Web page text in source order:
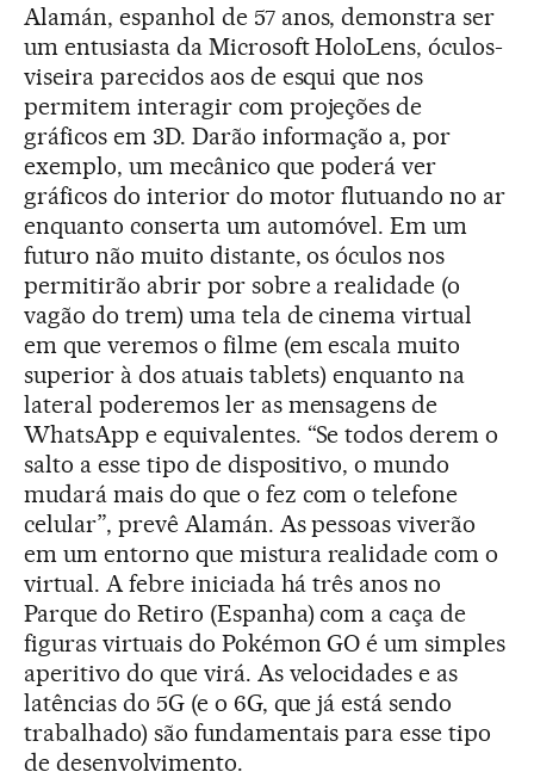
Alamán, espanhol de 57 anos, demonstra ser
um entusiasta da Microsoft HoloLens, óculos-
viseira parecidos aos de esqui que nos
permitem interagir com projeções de
gráficos em 3D. Darão informação a, por
exemplo, um mecânico que poderá ver
gráficos do interior do motor flutuando no ar
enquanto conserta um automóvel. Em um
futuro não muito distante, os óculos nos
permitirão abrir por sobre a realidade (o
vagão do trem) uma tela de cinema virtual
em que veremos o filme (em escala muito
superior à dos atuais tablets) enquanto na
lateral poderemos ler as mensagens de
WhatsApp e equivalentes. “Se todos derem o
salto a esse tipo de dispositivo, o mundo
mudará mais do que o fez com o telefone
celular”, prevê Alamán. As pessoas viverão
em um entorno que mistura realidade com o
virtual. A febre iniciada há três anos no
Parque do Retiro (Espanha) com a caça de
figuras virtuais do Pokémon GO é um simples
aperitivo do que virá. As velocidades e as
latências do 5G (e o 6G, que já está sendo
trabalhado) são fundamentais para esse tipo
de desenvolvimento.